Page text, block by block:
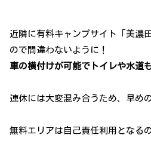
近隣に有料キャンプサイト「美濃
ので間違わないように！
車の横付けが可能でトイレや水道
連休には大変混み合うため、早め
無料エリアは自己責任利用となる